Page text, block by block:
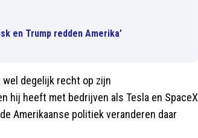
en Trump redden Amerika’
degelijk recht op zijn
hij heeft met bedrijven als Tesla en SpaceX
Amerikaanse politiek veranderen daar